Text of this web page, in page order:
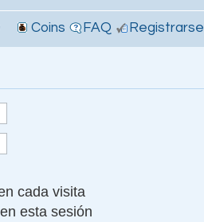
Coins FAQ Registrarse
cada visita
esta sesión